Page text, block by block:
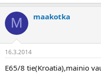
M maakotka
16.3.2014
E65/8 tie(Kroatia),mainio